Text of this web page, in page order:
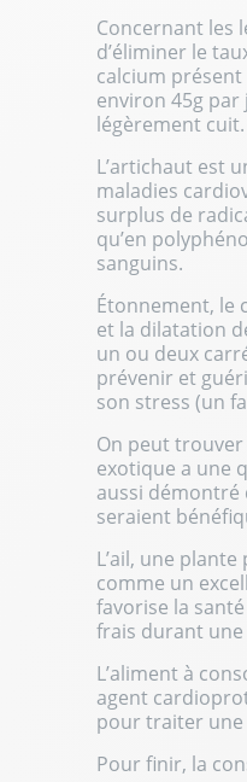
Concernant les
d’éliminer le
calcium
environ 45g par
légèrement cuit.
L’artichaut est
maladies
surplus de
qu’en
sanguins.
Étonnement, le
et la dilatation
un ou deux
prévenir et
son stress (un
On peut
exotique a une
aussi démontré
seraient
L’ail, une
comme un
favorise la
frais durant une
L’aliment à
agent
pour traiter une
Pour finir, la